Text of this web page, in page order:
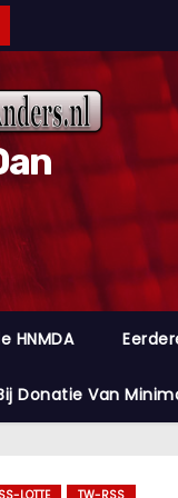
HNMDA
Donatie Van